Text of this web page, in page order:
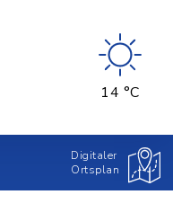
14 °C
Digitaler
Ortsplan